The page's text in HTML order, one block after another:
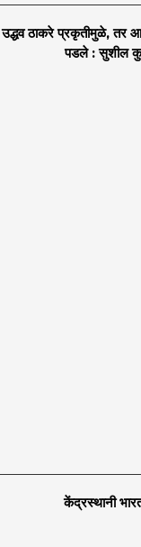
उद्धव ठाकरे प्रकृतीमुळे, तर
पडले : सुशील
केंद्रस्थानी